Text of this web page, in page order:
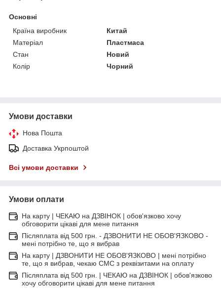
Основні
Країна виробник
Китай
Матеріал
Пластмаса
Стан
Новий
Колір
Чорний
Умови доставки
Нова Пошта
Доставка Укрпоштой
Всі умови доставки
Умови оплати
На карту | ЧЕКАЮ на ДЗВІНОК | обов'язково хочу
обговорити цікаві для мене питання
Післяплата від 500 грн. - ДЗВОНИТИ НЕ ОБОВ'ЯЗКОВО -
мені потрібно те, що я вибрав
На карту | ДЗВОНИТИ НЕ ОБОВ'ЯЗКОВО | мені потрібно
те, що я вибрав, чекаю СМС з реквізитами на оплату
Післяплата від 500 грн. | ЧЕКАЮ на ДЗВІНОК | обов'язково
хочу обговорити цікаві для мене питання